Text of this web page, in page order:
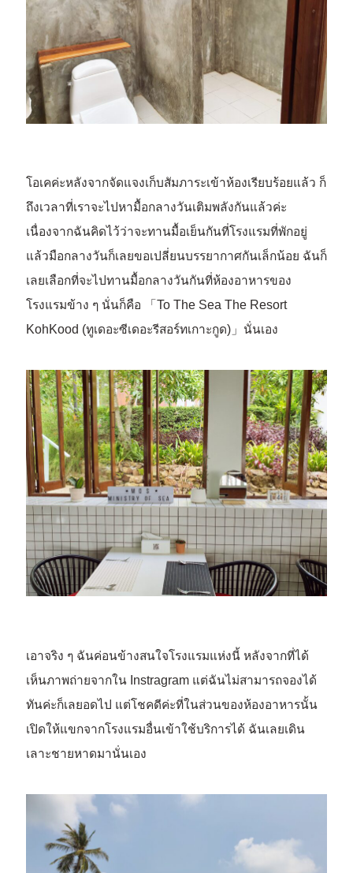
โอเคค่ะหลังจากจัดแจงเก็บสัมภาระเข้าห้องเรียบร้อยแล้ว ก็
ถึงเวลาที่เราจะไปหามื้อกลางวันเติมพลังกันแล้วค่ะ
เนื่องจากฉันคิดไว้ว่าจะทานมื้อเย็นกันที่โรงแรมที่พักอยู่
แล้วมือกลางวันก็เลยขอเปลี่ยนบรรยากาศกันเล็กน้อย ฉันก็
เลยเลือกที่จะไปทานมื้อกลางวันกันที่ห้องอาหารของ
โรงแรมข้าง ๆ นั่นก็คือ 「To The Sea The Resort
KohKood (ทูเดอะซีเดอะรีสอร์ทเกาะกูด)」นั่นเอง
เอาจริง ๆ ฉันค่อนข้างสนใจโรงแรมแห่งนี้ หลังจากที่ได้
เห็นภาพถ่ายจากใน Instragram แต่ฉันไม่สามารถจองได้
ทันค่ะก็เลยอดไป แต่โชคดีค่ะที่ในส่วนของห้องอาหารนั้น
เปิดให้แขกจากโรงแรมอื่นเข้าใช้บริการได้ ฉันเลยเดิน
เลาะชายหาดมานั่นเอง